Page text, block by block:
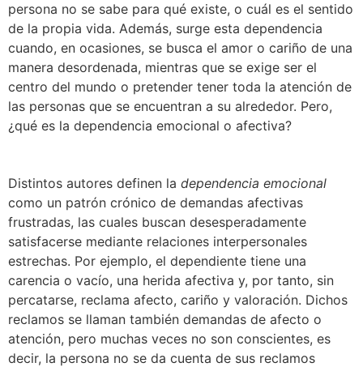
persona no se sabe para qué existe, o cuál es el sentido
de la propia vida. Además, surge esta dependencia
cuando, en ocasiones, se busca el amor o cariño de una
manera desordenada, mientras que se exige ser el
centro del mundo o pretender tener toda la atención de
las personas que se encuentran a su alrededor. Pero,
¿qué es la dependencia emocional o afectiva?
Distintos autores definen la dependencia emocional
como un patrón crónico de demandas afectivas
frustradas, las cuales buscan desesperadamente
satisfacerse mediante relaciones interpersonales
estrechas. Por ejemplo, el dependiente tiene una
carencia o vacío, una herida afectiva y, por tanto, sin
percatarse, reclama afecto, cariño y valoración. Dichos
reclamos se llaman también demandas de afecto o
atención, pero muchas veces no son conscientes, es
decir, la persona no se da cuenta de sus reclamos